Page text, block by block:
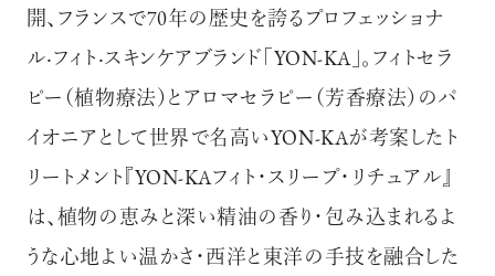
開、フランスで70年の歴史を誇るプロフェッショナ
ル‧フィト‧スキンケアブランド「YON-KA」。フィトセラ
ピー（植物療法）とアロマセラピー（芳香療法）のパ
イオニアとして世界で名高いYON-KAが考案したト
リートメント『YON-KAフィト・スリープ・リチュアル』
は、植物の恵みと深い精油の香り・包み込まれるよ
うな心地よい温かさ・西洋と東洋の手技を融合した